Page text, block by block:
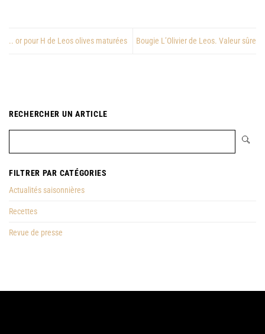
.. or pour H de Leos olives maturées Bougie L’Olivier de Leos. Valeur sûre
RECHERCHER UN ARTICLE
FILTRER PAR CATÉGORIES
Actualités saisonnières
Recettes
Revue de presse